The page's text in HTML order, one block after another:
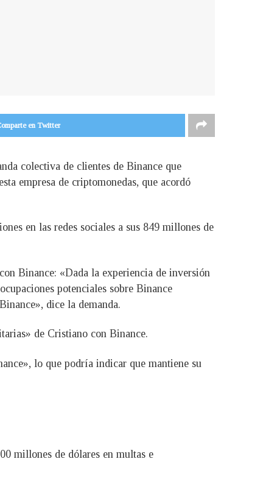
en Twitter
colectiva de clientes de Binance que
empresa de criptomonedas, que acordó
en las redes sociales a sus 849 millones de
Binance: «Dada la experiencia de inversión
potenciales sobre Binance
dice la demanda.
de Cristiano con Binance.
lo que podría indicar que mantiene su
millones de dólares en multas e